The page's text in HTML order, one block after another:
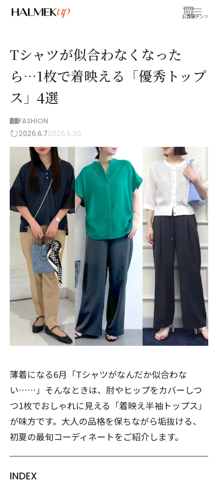
お買物
コンテンツ
Tシャツが似合わなくなった
ら…1枚で着映える「優秀トップ
ス」4選
FASHION
2026.6.72026.5.30
薄着になる6月「Tシャツがなんだか似合わな
い……」そんなときは、肘やヒップをカバーしつ
つ1枚でおしゃれに見える「着映え半袖トップス」
が味方です。大人の品格を保ちながら垢抜ける、
初夏の最旬コーディネートをご紹介します。
INDEX